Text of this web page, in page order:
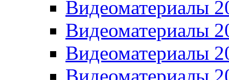
Видеоматериалы
Видеоматериалы
Видеоматериалы